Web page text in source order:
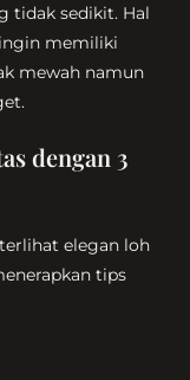
tidak sedikit. Hal
memiliki
mewah namun
dengan 3
elegan loh
tips